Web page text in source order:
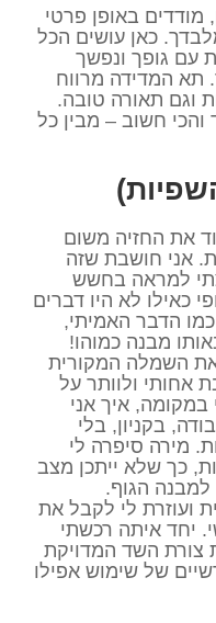
מודדים באופן פרטי
כאן עושים הכל
עם גופך ונפשך
תא המדידה מרווח
וגם תאורה טובה.
חשוב – מבין כל
את החזיה משום
אני חושבת שזה
למראה בחשש
כאילו לא היו דברים
הדבר האמיתי,
מבנה כמוהו!
את השמלה המקורית
אחותי ולוותר על
איך אני
בקניון, בלי
מירה סיפרה לי
כך שלא ייתכן מצב
הגוף.
ועוזרת לי לקבל את
יחד איתה רכשתי
צורת השד המדויקת
של שימוש אפילו